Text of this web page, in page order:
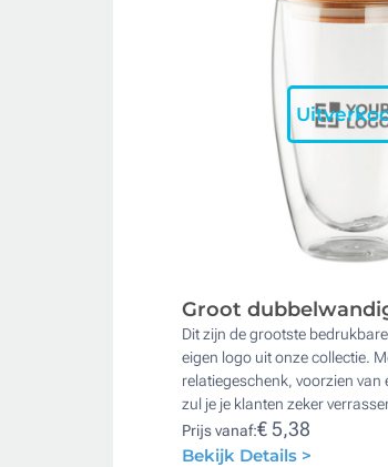
Groot
Dit zijn de grootste
eigen logo uit onze collectie.
relatiegeschenk, voorzien van
zul je je klanten zeker
Prijs vanaf:€ 5,38
Bekijk Details >